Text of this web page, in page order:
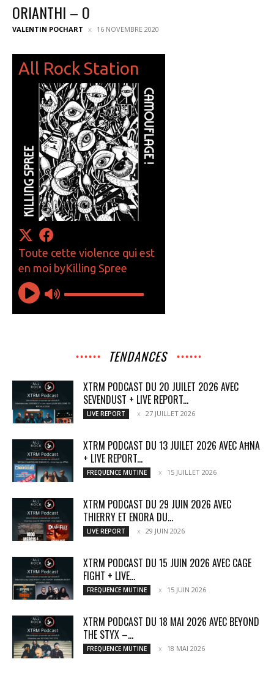
ORIANTHI – O
VALENTIN POCHART 16 NOVEMBRE 2020
TENDANCES
XTRM PODCAST DU 20 JUILET 2026 AVEC
SEVENDUST + LIVE REPORT...
LIVE REPORT 27 JUILLET 2026
XTRM PODCAST DU 13 JUILET 2026 AVEC AĦNA
+ LIVE REPORT...
FREQUENCE MUTINE 15 JUILLET 2026
XTRM PODCAST DU 29 JUIN 2026 AVEC
THIERRY ET ENORA DU...
LIVE REPORT 29 JUIN 2026
XTRM PODCAST DU 15 JUIN 2026 AVEC CAGE
FIGHT + LIVE...
FREQUENCE MUTINE 15 JUIN 2026
XTRM PODCAST DU 18 MAI 2026 AVEC BEYOND
THE STYX –...
FREQUENCE MUTINE 18 MAI 2026